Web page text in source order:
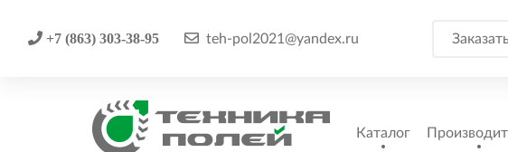
+7 (863) 303-38-95 teh-pol2021@yandex.ru
Каталог